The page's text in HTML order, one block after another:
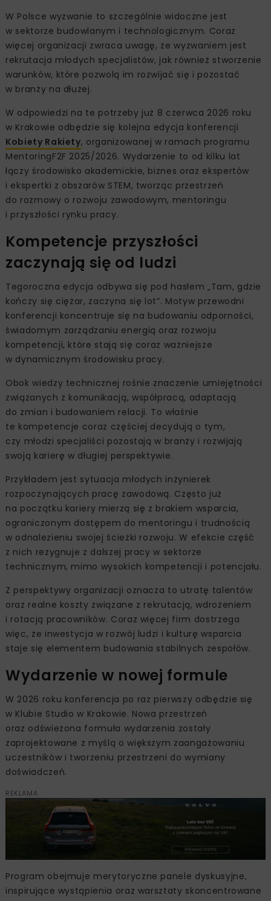
W Polsce wyzwanie to szczególnie widoczne jest
w sektorze budowlanym i technologicznym. Coraz
więcej organizacji zwraca uwagę, że wyzwaniem jest
rekrutacja młodych specjalistów, jak również stworzenie
warunków, które pozwolą im rozwijać się i pozostać
w branży na dłużej.
W odpowiedzi na te potrzeby już 8 czerwca 2026 roku
w Krakowie odbędzie się kolejna edycja konferencji
Kobiety Rakiety, organizowanej w ramach programu
MentoringF2F 2025/2026. Wydarzenie to od kilku lat
łączy środowisko akademickie, biznes oraz ekspertów
i ekspertki z obszarów STEM, tworząc przestrzeń
do rozmowy o rozwoju zawodowym, mentoringu
i przyszłości rynku pracy.
Kompetencje przyszłości
zaczynają się od ludzi
Tegoroczna edycja odbywa się pod hasłem „Tam, gdzie
kończy się ciężar, zaczyna się lot”. Motyw przewodni
konferencji koncentruje się na budowaniu odporności,
świadomym zarządzaniu energią oraz rozwoju
kompetencji, które stają się coraz ważniejsze
w dynamicznym środowisku pracy.
Obok wiedzy technicznej rośnie znaczenie umiejętności
związanych z komunikacją, współpracą, adaptacją
do zmian i budowaniem relacji. To właśnie
te kompetencje coraz częściej decydują o tym,
czy młodzi specjaliści pozostają w branży i rozwijają
swoją karierę w długiej perspektywie.
Przykładem jest sytuacja młodych inżynierek
rozpoczynających pracę zawodową. Często już
na początku kariery mierzą się z brakiem wsparcia,
ograniczonym dostępem do mentoringu i trudnością
w odnalezieniu swojej ścieżki rozwoju. W efekcie część
z nich rezygnuje z dalszej pracy w sektorze
technicznym, mimo wysokich kompetencji i potencjału.
Z perspektywy organizacji oznacza to utratę talentów
oraz realne koszty związane z rekrutacją, wdrożeniem
i rotacją pracowników. Coraz więcej firm dostrzega
więc, że inwestycja w rozwój ludzi i kulturę wsparcia
staje się elementem budowania stabilnych zespołów.
Wydarzenie w nowej formule
W 2026 roku konferencja po raz pierwszy odbędzie się
w Klubie Studio w Krakowie. Nowa przestrzeń
oraz odświeżona formuła wydarzenia zostały
zaprojektowane z myślą o większym zaangażowaniu
uczestników i tworzeniu przestrzeni do wymiany
doświadczeń.
REKLAMA
Program obejmuje merytoryczne panele dyskusyjne,
inspirujące wystąpienia oraz warsztaty skoncentrowane